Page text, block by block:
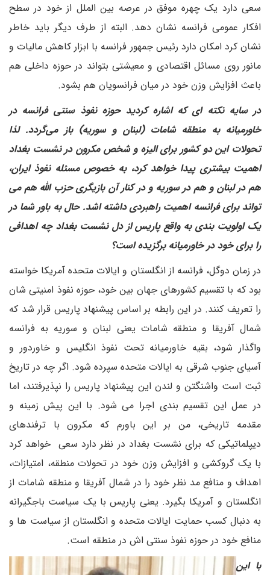
سعی دارد یک چهره موفق در عرصه بین الملل از خود در سطح
افکار عمومی فرانسه نشان دهد. البته از طرف دیگر باید خاطر
نشان کرد امکان دارد رئیس جمهور فرانسه با ابزار کاهش مالیات و
مانور روی مسائل اقتصادی و معیشتی بتواند در حوزه داخلی هم
باعث افزایش وزن خود در میان فرانسویان هم بشود.
در سایه نکته ای که اشاره کردید حوزه نفوذ سنتی فرانسه در
خاورمیانه به منطقه شامات (لبنان و سوریه) باز می‌گردد. لذا
تحولات این دو کشور برای الیزه و شخص مکرون در نشست بغداد
اهمیت بیشتری پیدا خواهد کرد، به خصوص مسئله نفوذ ایران،
هم در لبنان و هم در سوریه و در کنار آن بازیگری حزب الله هم می
تواند برای فرانسه اهمیت راهبردی داشته اشد. حال به باور شما در
یک اولویت بندی به واقع پاریس از دل نشست بغداد چه اهدافی
را برای خود در خاورمیانه برگزیده است؟
در زمان دوگل، فرانسه از انگلستان و ایالات متحده آمریکا خواسته
بود که با تقسیم کشورهای جهان بین خود، حوزه نفوذ امنیتی شان
را تعریف کنند. در این رابطه بر اساس پیشنهاد پاریس قرار شد که
شمال آفریقا و منطقه شامات یعنی لبنان و سوریه به فرانسه
واگذار شود، بقیه خاورمیانه تحت نفوذ انگلیس و خاوردور و
آسیای جنوب شرقی به ایالات متحده سپرده شود. اگر چه در تاریخ
ثبت است واشنگتن و لندن این پیشنهاد پاریس را نپذیرفتند، اما
در عمل این تقسیم بندی اجرا می شود. با این پیش زمینه و
مقدمه تاریخی، من بر این باورم که مکرون با ترفندهای
دیپلماتیکی که برای نشست بغداد در نظر دارد سعی خواهد کرد
با یک گروکشی و افزایش وزن خود در تحولات منطقه، امتیازات،
اهداف و منافع مد نظر خود را در شمال آفریقا و منطقه شامات از
انگلستان و آمریکا بگیرد. یعنی پاریس با یک سیاست باجگیرانه
به دنبال کسب حمایت ایالات متحده و انگلستان از سیاست ها و
منافع خود در حوزه نفوذ سنتی اش در منطقه است.
با این